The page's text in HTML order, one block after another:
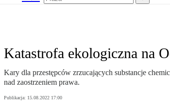
Katastrofa ekologiczna na
Kary dla przestępców zrzucających substancje
nad zaostrzeniem prawa.
Publikacja: 15.08.2022 17:00